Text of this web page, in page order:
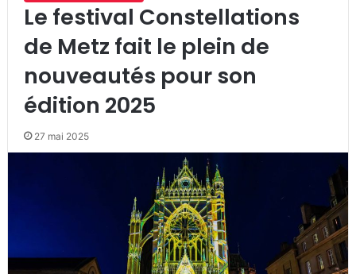
Le festival Constellations
de Metz fait le plein de
nouveautés pour son
édition 2025
27 mai 2025